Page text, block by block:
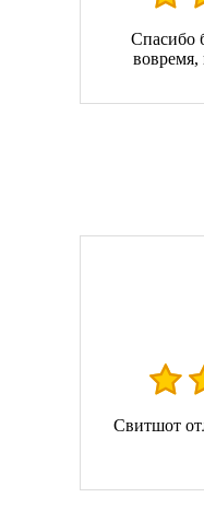
Спасибо
вовремя,
Свитшот